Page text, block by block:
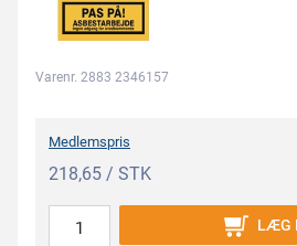
Varenr. 2883 2346157
Medlemspris
218,65 / STK
LÆG